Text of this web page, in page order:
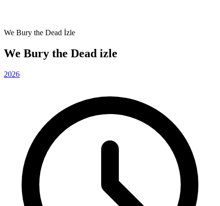
We Bury the Dead İzle
We Bury the Dead izle
2026